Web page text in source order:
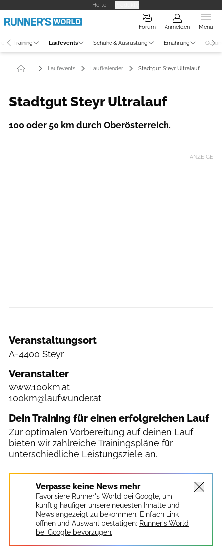
Hefte
Forum Anmelden Menü
Training Laufevents Schuhe & Ausrüstung Ernährung
Laufevents Laufkalender Stadtgut Steyr Ultralauf
Stadtgut Steyr Ultralauf
100 oder 50 km durch Oberösterreich.
ANZEIGE
Veranstaltungsort
A-4400 Steyr
Veranstalter
www.100km.at
100km@laufwunder.at
Dein Training für einen erfolgreichen Lauf
Zur optimalen Vorbereitung auf deinen Lauf
bieten wir zahlreiche Trainingspläne für
unterschiedliche Leistungsziele an.
Verpasse keine News mehr
Favorisiere Runner's World bei Google, um
künftig häufiger unsere neuesten Inhalte und
News angezeigt zu bekommen. Einfach Link
öffnen und Auswahl bestätigen: Runner's World
bei Google bevorzugen.